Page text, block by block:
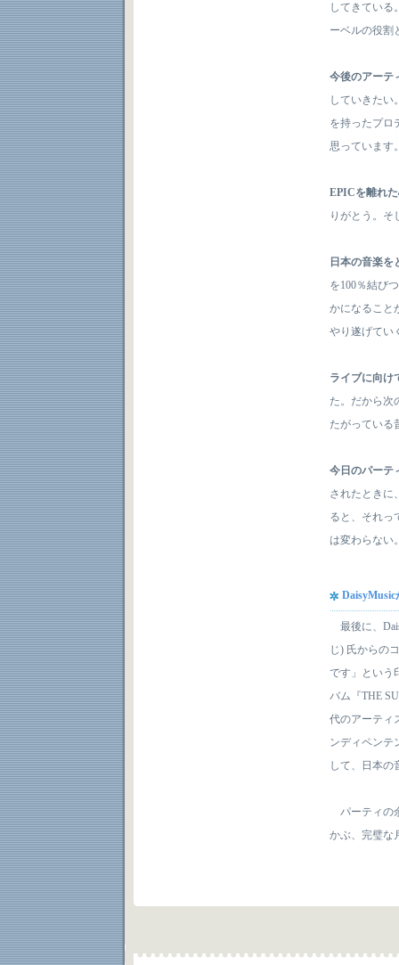
してきている
ーベルの役割
今後のアーテ
していきたい
を持ったプロ
思っています
EPICを離れ
りがとう。そ
日本の音楽を
を100％結び
かになること
やり遂げてい
ライブに向け
た。だから次
たがっている
今日のパーテ
されたときに
ると、それっ
は変わらない
最後に、
じ) 氏からの
です」という
バム『THE
代のアーティ
ンディペンテ
して、日本の
パーティの
かぶ、完璧な